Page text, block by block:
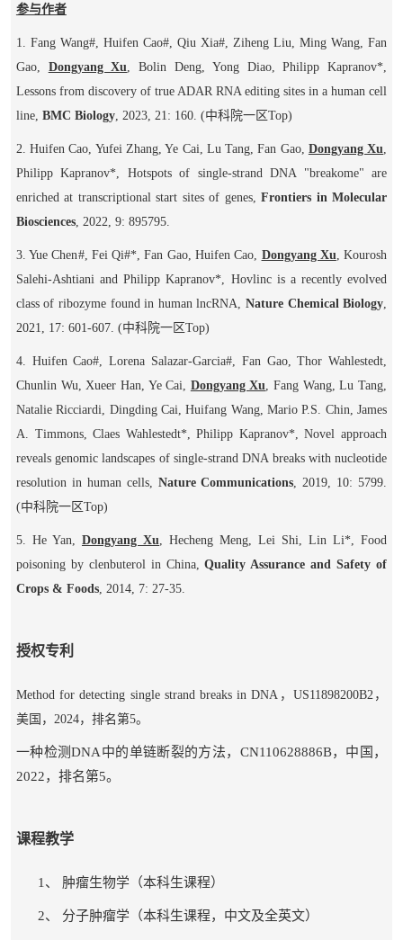
参与作者
1. Fang Wang#, Huifen Cao# , Qiu Xia# , Ziheng Liu, Ming Wang, Fan
Gao, Dongyang Xu , Bolin Deng, Yong Diao, Philipp Kapranov*,
Lessons from discovery of true ADAR RNA editing sites in a human cell
line, BMC Biology, 2023, 21: 160. (中科院一区Top)
2. Huifen Cao, Yufei Zhang, Ye Cai, Lu Tang, Fan Gao, Dongyang Xu
Philipp Kapranov*, Hotspots of single-strand DNA "breakome" are
enriched at transcriptional start sites of genes,Frontiers in Molecular
Biosciences, 2022, 9: 895795.
3. Yue Chen#, Fei Qi#*, Fan Gao, Huifen Cao, Dongyang Xu , Kourosh
Salehi-Ashtiani and Philipp Kapranov*, Hovlinc is a recently evolved
class of ribozyme found in human lncRNA, Nature Chemical Biology
2021, 17: 601-607. (中科院一区Top)
4. Huifen Cao# , Lorena Salazar-Garcia# , Fan Gao, Thor Wahlestedt,
Chunlin Wu, Xueer Han, Ye Cai, Dongyang Xu , Fang Wang, Lu Tang,
Natalie Ricciardi, Dingding Cai, Huifang Wang, Mario P.S. Chin, James
A. Timmons, Claes Wahlestedt*, Philipp Kapranov*, Novel approach
reveals genomic landscapes of single-strand DNA breaks with nucleotide
resolution in human cells, Nature Communications , 2019, 10: 5799.
(中科院一区Top)
5. He Yan, Dongyang Xu , Hecheng Meng, Lei Shi, Lin Li*, Food
poisoning by clenbuterol in China,Quality Assurance and Safety of
Crops & Foods, 2014, 7: 27-35.
授权专利
Method for detecting single strand breaks in DNA ， US11898200B2 ，
美国， 2024，排名第5。
一种检测DNA中的单链断裂的方法， CN110628886B，中国，
2022，排名第5。
课程教学
1、 肿瘤生物学（本科生课程）
2、 分子肿瘤学（本科生课程，中文及全英文）